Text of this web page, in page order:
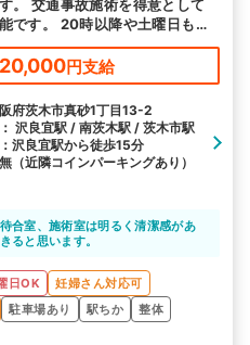
。 交通事故施術を得意として
です。 20時以降や土曜日も営
都合に合わせてお越しいただけ
20,000円支給
府茨木市真砂1丁目13-2
沢良宜駅 / 南茨木駅 / 茨木市駅
沢良宜駅から徒歩15分
（近隣コインパーキングあり）
合室、施術室は明るく清潔感があ
ると思います。
日OK
妊婦さん対応可
駐車場あり 駅ちか
整体